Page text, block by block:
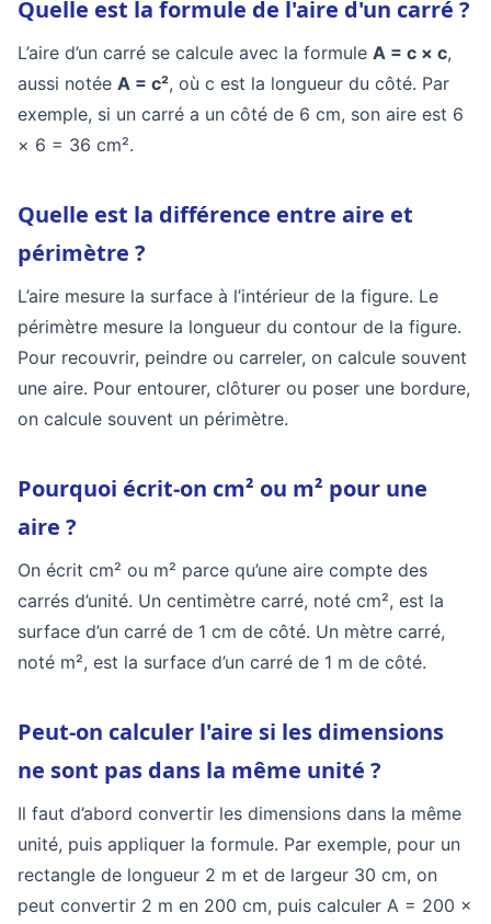
Quelle est la formule de l'aire d'un carré ?
L’aire d’un carré se calcule avec la formule A = c × c,
aussi notée A = c², où c est la longueur du côté. Par
exemple, si un carré a un côté de 6 cm, son aire est 6
× 6 = 36 cm².
Quelle est la différence entre aire et
périmètre ?
L’aire mesure la surface à l’intérieur de la figure. Le
périmètre mesure la longueur du contour de la figure.
Pour recouvrir, peindre ou carreler, on calcule souvent
une aire. Pour entourer, clôturer ou poser une bordure,
on calcule souvent un périmètre.
Pourquoi écrit-on cm² ou m² pour une
aire ?
On écrit cm² ou m² parce qu’une aire compte des
carrés d’unité. Un centimètre carré, noté cm², est la
surface d’un carré de 1 cm de côté. Un mètre carré,
noté m², est la surface d’un carré de 1 m de côté.
Peut-on calculer l'aire si les dimensions
ne sont pas dans la même unité ?
Il faut d’abord convertir les dimensions dans la même
unité, puis appliquer la formule. Par exemple, pour un
rectangle de longueur 2 m et de largeur 30 cm, on
peut convertir 2 m en 200 cm, puis calculer A = 200 ×